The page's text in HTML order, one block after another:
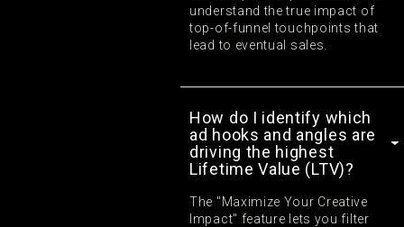
understand the true impact of
top-of-funnel touchpoints that
lead to eventual sales.
How do I identify which
ad hooks and angles are
driving the highest
Lifetime Value (LTV)?
The "Maximize Your Creative
Impact" feature lets you filter